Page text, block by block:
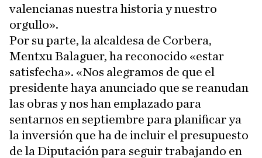
valencianas nuestra historia y nuestro
orgullo».
Por su parte, la alcaldesa de Corbera,
Mentxu Balaguer, ha reconocido «estar
satisfecha». «Nos alegramos de que el
presidente haya anunciado que se reanudan
las obras y nos han emplazado para
sentarnos en septiembre para planificar ya
la inversión que ha de incluir el presupuesto
de la Diputación para seguir trabajando en